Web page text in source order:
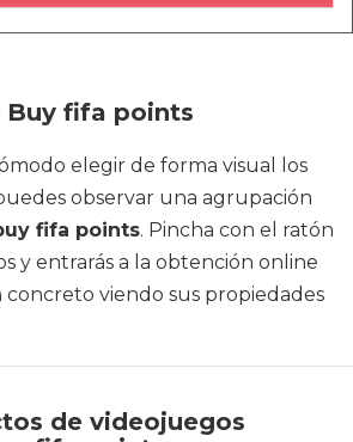
Buy fifa points
elegir de forma visual los
observar una agrupación
fifa points. Pincha con el ratón
y entrarás a la obtención online
viendo sus propiedades
de videojuegos